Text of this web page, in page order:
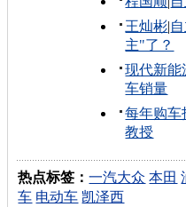
王灿彬|
主"了？
现代新能
车销量
每年购车
教授
热点标签：一汽大众 本田
车 电动车 凯泽西